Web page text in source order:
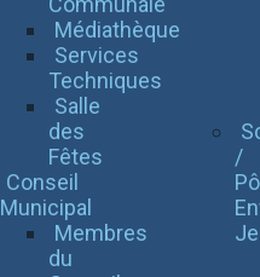
Médiathèque
Services
Techniques
Salle
des
Fêtes
Conseil
Municipal
Membres
du
/